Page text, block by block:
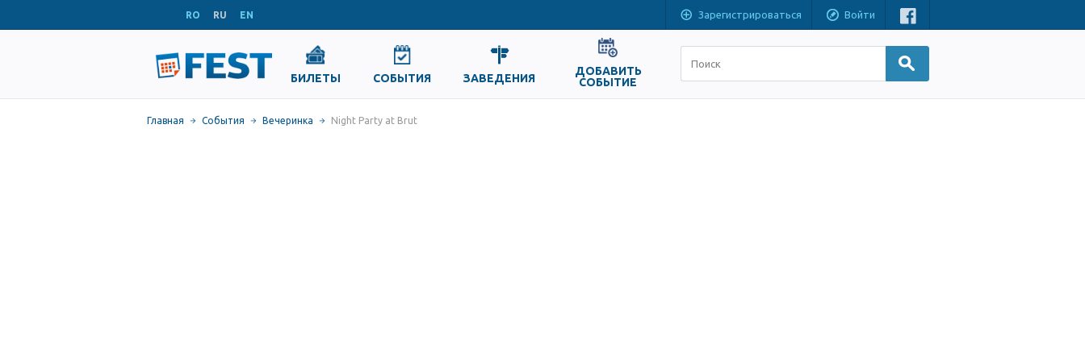
RO RU EN Зарегистрироваться Войти
БИЛЕТЫ СОБЫТИЯ ЗАВЕДЕНИЯ
ДОБАВИТЬ
СОБЫТИЕ
Главная События Вечеринка Night Party at Brut